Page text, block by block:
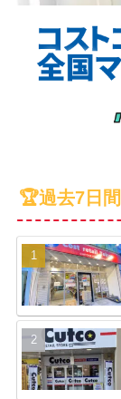
🏆過去7日